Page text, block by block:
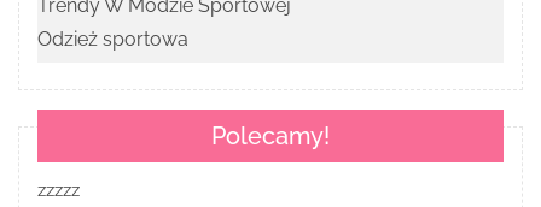
Trendy W Modzie Sportowej
Odzież sportowa
Polecamy!
zzzzz